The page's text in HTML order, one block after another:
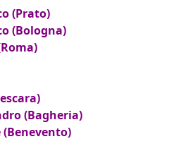
(Prato)
(Bologna)
(Bagheria)